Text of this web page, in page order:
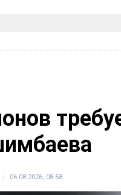
06.08.2026, 08:58